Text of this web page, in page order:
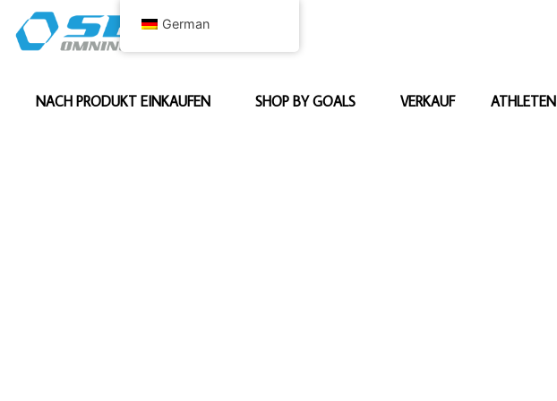
NACH PRODUKT EINKAUFEN SHOP BY GOALS VERKAUF ATHLETEN
German